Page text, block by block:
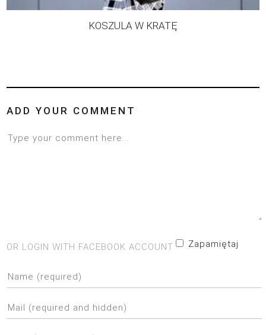
KOSZULA W KRATĘ
ADD YOUR COMMENT
OR LOGIN WITH FACEBOOK ACCOUNT Zapamiętaj